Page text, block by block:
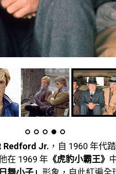
Redford Jr. ，自 1960 年代
在 1969 年 《虎豹小霸王》